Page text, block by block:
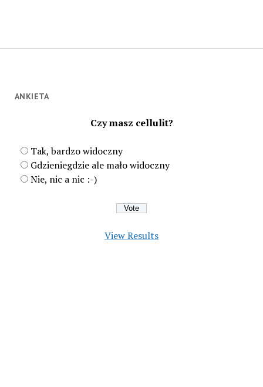
ANKIETA
Czy masz cellulit?
Tak, bardzo widoczny
Gdzieniegdzie ale mało widoczny
Nie, nic a nic :-)
View Results